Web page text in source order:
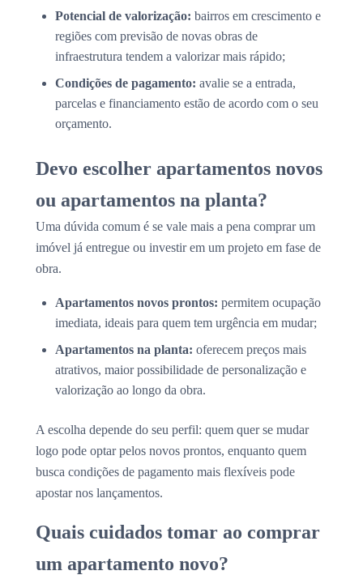
Potencial de valorização: bairros em crescimento e
regiões com previsão de novas obras de
infraestrutura tendem a valorizar mais rápido;
Condições de pagamento: avalie se a entrada,
parcelas e financiamento estão de acordo com o seu
orçamento.
Devo escolher apartamentos novos
ou apartamentos na planta?
Uma dúvida comum é se vale mais a pena comprar um
imóvel já entregue ou investir em um projeto em fase de
obra.
Apartamentos novos prontos: permitem ocupação
imediata, ideais para quem tem urgência em mudar;
Apartamentos na planta: oferecem preços mais
atrativos, maior possibilidade de personalização e
valorização ao longo da obra.
A escolha depende do seu perfil: quem quer se mudar
logo pode optar pelos novos prontos, enquanto quem
busca condições de pagamento mais flexíveis pode
apostar nos lançamentos.
Quais cuidados tomar ao comprar
um apartamento novo?